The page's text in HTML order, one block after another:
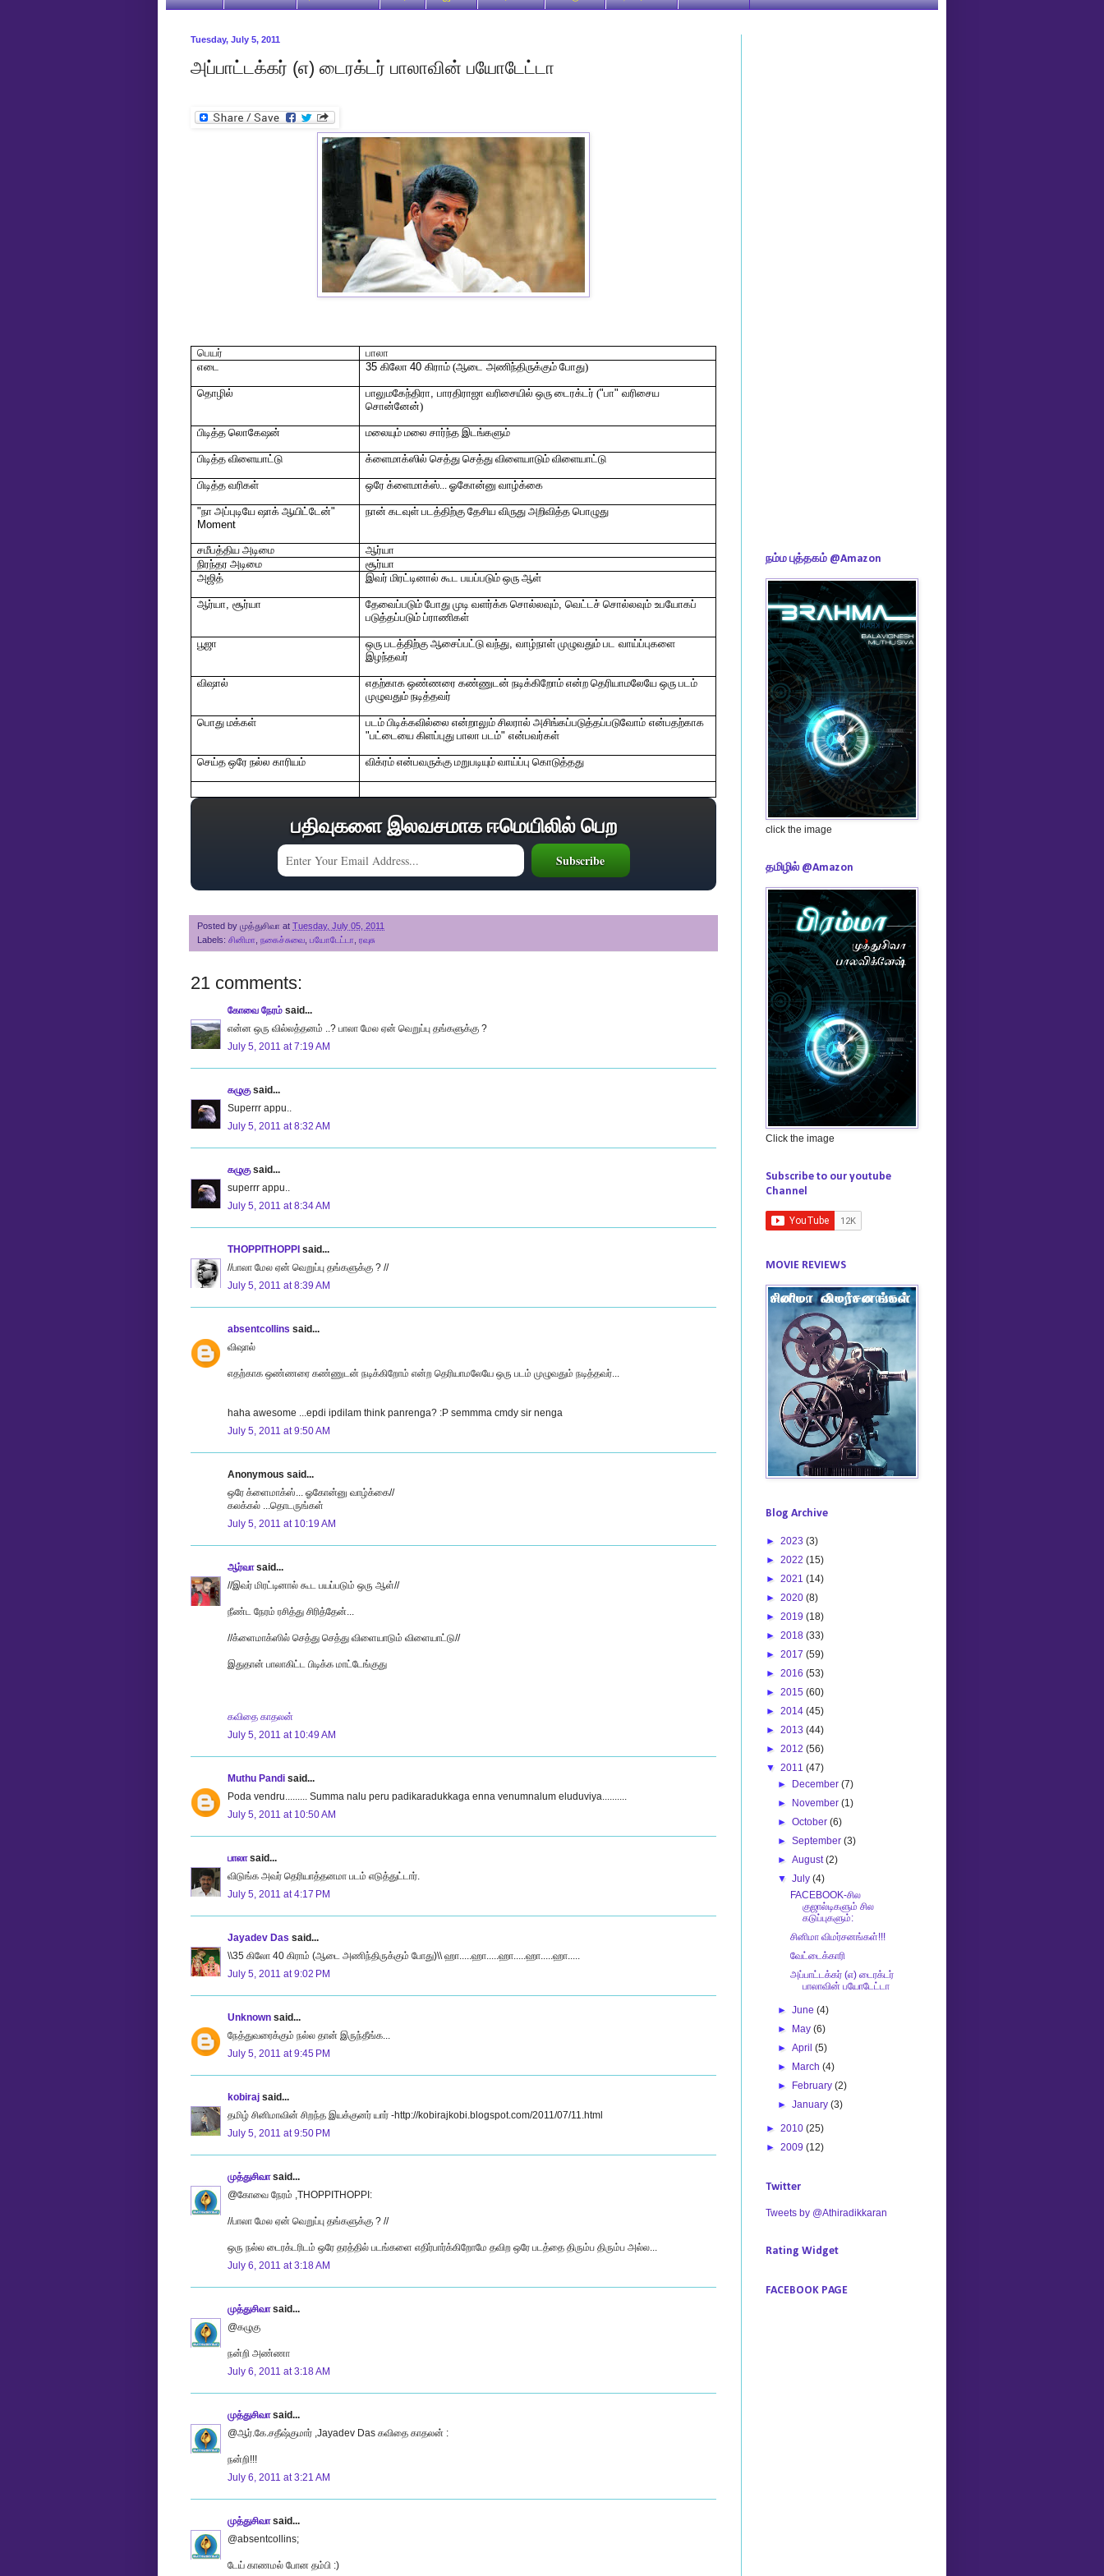
Tuesday, July 5, 2011
அப்பாட்டக்கர் (எ) டைரக்டர் பாலாவின் பயோடேட்டா
பெயர்
பாலா
எடை
35கிலோ40கிராம் (ஆடை அணிந்திருக்கும் போது)
தொழில் பாலுமகேந்திரா,பாரதிராஜா வரிசையில் ஒரு டைரக்டர் ("பா"வரிசைய
சொன்னேன்)
பிடித்த லொகேஷன் மலையும் மலை சார்ந்த இடங்களும்
பிடித்த விளையாட்டு க்ளைமாக்ஸில் செத்து செத்து விளையாடும் விளையாட்டு
பிடித்த வரிகள் ஒரே க்ளைமாக்ஸ்... ஓகோன்னு வாழ்க்கை
"நா அப்புடியே ஷாக் ஆயிட்டேன்"
Moment
நான் கடவுள் படத்திற்கு தேசிய விருது அறிவித்த பொழுது
சமீபத்திய அடிமை
ஆர்யா
நிரந்தர அடிமை
சூர்யா
அஜித்
இவர் மிரட்டினால் கூட பயப்படும் ஒரு ஆள்
ஆர்யா,சூர்யா தேவைப்படும் போது முடி வளர்க்க சொல்லவும்,வெட்டச் சொல்லவும் உபயோகப்
படுத்தப்படும் ப்ராணிகள்
பூஜா ஒரு படத்திற்கு ஆசைப்பட்டு வந்து,வாழ்நாள் முழுவதும் பட வாய்ப்புகளை
இழந்தவர்
விஷால்
எதற்காக ஒண்ணரை கண்ணுடன் நடிக்கிறோம் என்ற தெரியாமலேயே ஒரு படம்
முழுவதும் நடித்தவர்
பொது மக்கள் படம் பிடிக்கவில்லை என்றாலும் சிலரால் அசிங்கப்படுத்தப்படுவோம் என்பதற்காக
"பட்டையை கிளப்புது பாலா படம்"என்பவர்கள்
செய்த ஒரே நல்ல காரியம் விக்ரம் என்பவருக்கு மறுபடியும் வாய்ப்பு கொடுத்தது
பதிவுகளை இலவசமாக ஈமெயிலில் பெற
Posted by முத்துசிவா at Tuesday, July 05, 2011
Labels: சினிமா, நகைச்சுவை, பயோடேட்டா, ரவுசு
21 comments:
கோவை நேரம் said...
என்ன ஒரு வில்லத்தனம் ..? பாலா மேல ஏன் வெறுப்பு தங்களுக்கு ?
July 5, 2011 at 7:19 AM
கழுகுsaid...
Superrr appu..
July 5, 2011 at 8:32 AM
கழுகுsaid...
superrr appu..
July 5, 2011 at 8:34 AM
THOPPITHOPPI said...
//பாலா மேல ஏன் வெறுப்பு தங்களுக்கு ? //
July 5, 2011 at 8:39 AM
absentcollins said...
விஷால்
எதற்காக ஒண்ணரை கண்ணுடன் நடிக்கிறோம் என்ற தெரியாமலேயே ஒரு படம் முழுவதும் நடித்தவர்...
haha awesome ...epdi ipdilam think panrenga? :P semmma cmdy sir nenga
July 5, 2011 at 9:50 AM
Anonymous said...
ஒரே க்ளைமாக்ஸ்... ஓகோன்னு வாழ்க்கை//
கலக்கல் ...தொடருங்கள்
July 5, 2011 at 10:19 AM
ஆர்வாsaid...
//இவர் மிரட்டினால் கூட பயப்படும் ஒரு ஆள்//
நீண்ட நேரம் ரசித்து சிரித்தேன்...
//க்ளைமாக்ஸில் செத்து செத்து விளையாடும் விளையாட்டு//
இதுதான் பாலாகிட்ட பிடிக்க மாட்டேங்குது
கவிதை காதலன்
July 5, 2011 at 10:49 AM
Muthu Pandi said...
Poda vendru......... Summa nalu peru padikaradukkaga enna venumnalum eluduviya..........
July 5, 2011 at 10:50 AM
பாலாsaid...
விடுங்க அவர் தெரியாத்தனமா படம் எடுத்துட்டார்.
July 5, 2011 at 4:17 PM
Jayadev Das said...
\\35 கிலோ 40 கிராம் (ஆடை அணிந்திருக்கும் போது)\\ ஹா.....ஹா.....ஹா.....ஹா.....ஹா.....
July 5, 2011 at 9:02 PM
Unknown said...
நேத்துவரைக்கும் நல்ல தான் இருந்தீங்க...
July 5, 2011 at 9:45 PM
kobiraj said...
தமிழ் சினிமாவின் சிறந்த இயக்குனர் யார் -http://kobirajkobi.blogspot.com/2011/07/11.html
July 5, 2011 at 9:50 PM
முத்துசிவாsaid...
@கோவை நேரம் ,THOPPITHOPPI:
//பாலா மேல ஏன் வெறுப்பு தங்களுக்கு ? //
ஒரு நல்ல டைரக்டரிடம் ஒரே தரத்தில் படங்களை எதிர்பார்க்கிறோமே தவிற ஒரே படத்தை திரும்ப திரும்ப அல்ல...
July 6, 2011 at 3:18 AM
முத்துசிவாsaid...
@கழுகு
நன்றி அண்ணா
July 6, 2011 at 3:18 AM
முத்துசிவாsaid...
@ஆர்.கே.சதீஷ்குமார் ,Jayadev Das கவிதை காதலன் :
நன்றி!!!
July 6, 2011 at 3:21 AM
முத்துசிவாsaid...
@absentcollins;
டேய் காணமல் போன தம்பி :)
நம்ம புத்தகம் @Amazon
click the image
தமிழில் @Amazon
Click the image
Subscribe to our youtube
Channel
MOVIE REVIEWS
Blog Archive
► 2023 (3)
► 2022 (15)
► 2021 (14)
► 2020 (8)
► 2019 (18)
► 2018 (33)
► 2017 (59)
► 2016 (53)
► 2015 (60)
► 2014 (45)
► 2013 (44)
► 2012 (56)
▼ 2011 (47)
► December(7)
► November(1)
►October(6)
►September(3)
►August(2)
▼July(4)
FACEBOOK-சில
குஜால்டிகளும் சில
கடுப்புகளும்:
சினிமா விமர்சனங்கள்!!!
வேட்டைக்காரி
அப்பாட்டக்கர் (எ) டைரக்டர்
பாலாவின் பயோடேட்டா
►June(4)
► May(6)
►April(5)
► March(4)
► February(2)
►January(3)
► 2010 (25)
► 2009 (12)
Twitter
Tweets by @Athiradikkaran
Rating Widget
FACEBOOK PAGE